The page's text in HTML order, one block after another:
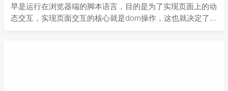
早是运行在浏览器端的脚本语言，目的是为了实现页面上的动
态交互，实现页面交互的核心就是dom操作，这也就决定了js